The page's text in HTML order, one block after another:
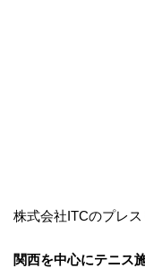
株式会社ITCのプレス
関西を中心にテニス